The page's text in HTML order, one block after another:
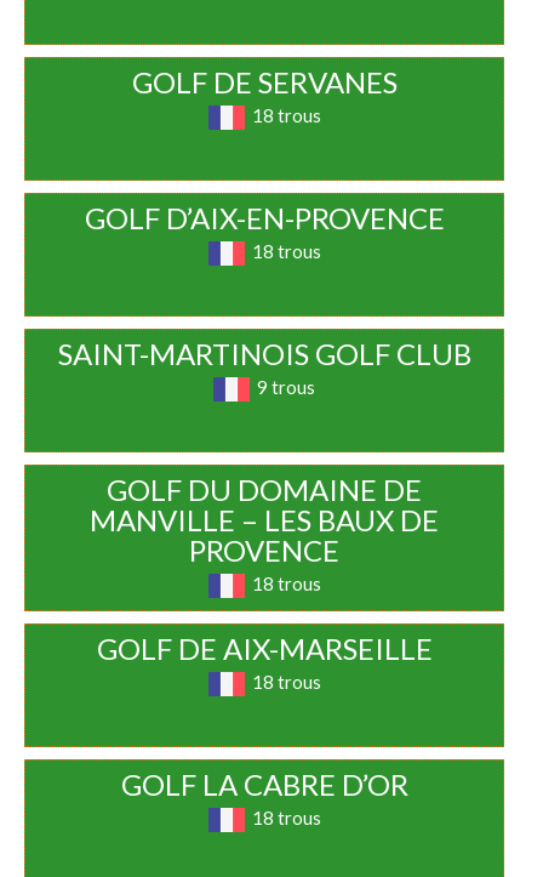
GOLF DE SERVANES
18 trous
GOLF D’AIX-EN-PROVENCE
18 trous
SAINT-MARTINOIS GOLF CLUB
9 trous
GOLF DU DOMAINE DE
MANVILLE – LES BAUX DE
PROVENCE
18 trous
GOLF DE AIX-MARSEILLE
18 trous
GOLF LA CABRE D’OR
18 trous